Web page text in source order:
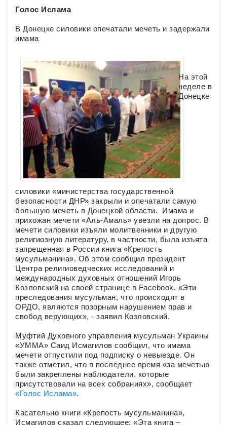
Голос Ислама
В Донецке силовики опечатали мечеть и задержали
имама
На этой
неделе в
Донецке
силовики «министерства государственной
безопасности ДНР» закрыли и опечатали самую
большую мечеть в Донецкой области. Имама и
прихожан мечети «Аль-Амаль» увезли на допрос. В
мечети силовики изъяли молитвенники и другую
религиозную литературу, в частности, была изъята
запрещенная в России книга «Крепость
мусульманина». Об этом сообщил президент
Центра религиоведческих исследований и
международных духовных отношений Игорь
Козловский на своей странице в Facebook. «Эти
преследования мусульман, что происходят в
ОРДО, являются позорным нарушением прав и
свобод верующих», - заявил Козловский.
Муфтий Духовного управления мусульман Украины
«УММА» Саид Исмагилов сообщил, что имама
мечети отпустили под подписку о невыезде. Он
также отметил, что в последнее время «за мечетью
были закреплены наблюдатели, которые
присутствовали на всех собраниях», сообщает
«Голос Ислама».
Касательно книги «Крепость мусульманина»,
Исмагилов сказал следующее: «Эта книга –